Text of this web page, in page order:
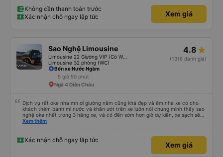
phút. Khi xe buýt đến, tài xế đã đến tận nơi giúp đỡ chúng tôi và nhân viên
chăm sóc khách hàng cũng đã xác nhận qua email. Xe buýt sạch sẽ và
giường ngủ thoải mái. Tài xế rất tốt bụng và chu đáo vì biết chúng tôi là
Không cần thanh toán trước
Xác nhận chỗ ngay lập tức
Xem giá
Sao Nghệ Limousine
Limousine 32 phòng (WC)
4.8
(1318 đánh giá)
Bến xe Nước Ngầm
5 giờ 50 phút
Ngã 4 Diễn Châu
Dịch vụ rất oke nha mn ơi giường nằm cũng khá đẹp và êm nhà xe có cho
khách thêm bánh mì nước và khăn ướt trên xe luôn nói chung mình thấy sao
nghệ oke nhất trong 3 hãng xe, và có đến sớm hơn giờ dự kiến, xe sạch sẽ
đén đóm cũng đẹp kk nói chung ấn tượng tốt về nhà xe
Xem thêm
Xác nhận chỗ ngay lập tức
Xem giá